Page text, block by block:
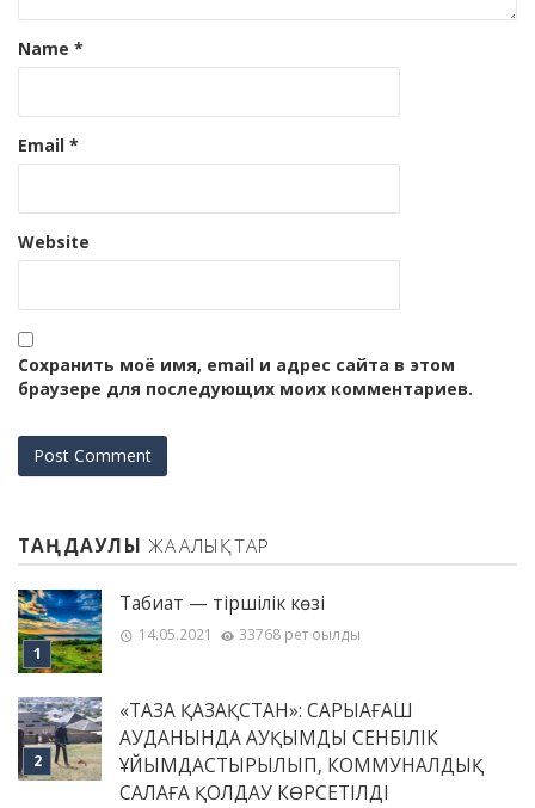
Name *
Email *
Website
Сохранить моё имя, email и адрес сайта в этом
браузере для последующих моих комментариев.
ТАҢДАУЛЫ ЖАҢАЛЫҚТАР
Табиғат — тіршілік көзі
14.05.2021 33768 рет оқылды
«ТАЗА ҚАЗАҚСТАН»: САРЫАҒАШ
АУДАНЫНДА АУҚЫМДЫ СЕНБІЛІК
ҰЙЫМДАСТЫРЫЛЫП, КОММУНАЛДЫҚ
САЛАҒА ҚОЛДАУ КӨРСЕТІЛДІ